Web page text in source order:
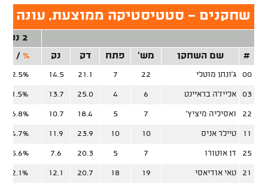
שחקנים - סטטיסטיקה ממוצעת, עונה
2 נק'
#
שם השחקן מש' פתח דק נק %
/ זר
00 ג'ונתן מוטלי 22
7
21.1
14.5
62.5%
03 אלייז'ה בראיינט 6
4
25.0
13.7
51.5%
22 ואסיליה מיציץ' 7
5
18.4
10.7
36.8%
11 טיילר אניס 10
10
23.9
11.9
54.7%
25 דן אוטורו 7
5
20.3
7.6
65.6%
21 טאי אודיאסי 19
18
20.7
12.1
72.1%